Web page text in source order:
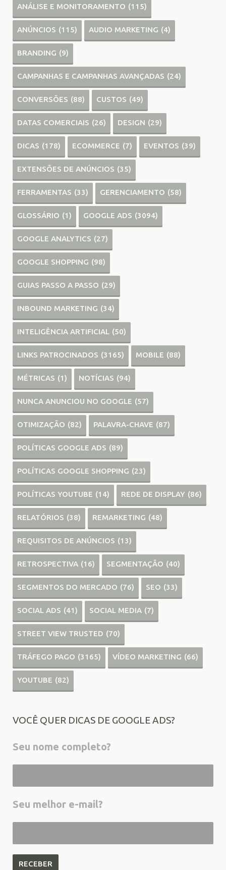
ANÁLISE E MONITORAMENTO (115)
ANÚNCIOS (115) AUDIO MARKETING (4)
BRANDING (9)
CAMPANHAS E CAMPANHAS AVANÇADAS (24)
CONVERSÕES (88) CUSTOS (49)
DATAS COMERCIAIS (26) DESIGN (29)
DICAS (178) ECOMMERCE (7) EVENTOS (39)
EXTENSÕES DE ANÚNCIOS (35)
FERRAMENTAS (33) GERENCIAMENTO (58)
GLOSSÁRIO (1) GOOGLE ADS (3094)
GOOGLE ANALYTICS (27)
GOOGLE SHOPPING (98)
GUIAS PASSO A PASSO (29)
INBOUND MARKETING (34)
INTELIGÊNCIA ARTIFICIAL (50)
LINKS PATROCINADOS (3165) MOBILE (88)
MÉTRICAS (1) NOTÍCIAS (94)
NUNCA ANUNCIOU NO GOOGLE (57)
OTIMIZAÇÃO (82) PALAVRA-CHAVE (87)
POLÍTICAS GOOGLE ADS (89)
POLÍTICAS GOOGLE SHOPPING (23)
POLÍTICAS YOUTUBE (14) REDE DE DISPLAY (86)
RELATÓRIOS (38) REMARKETING (48)
REQUISITOS DE ANÚNCIOS (13)
RETROSPECTIVA (16) SEGMENTAÇÃO (40)
SEGMENTOS DO MERCADO (76) SEO (33)
SOCIAL ADS (41) SOCIAL MEDIA (7)
STREET VIEW TRUSTED (70)
TRÁFEGO PAGO (3165) VÍDEO MARKETING (66)
YOUTUBE (82)
VOCÊ QUER DICAS DE GOOGLE ADS?
Seu nome completo?
Seu melhor e-mail?